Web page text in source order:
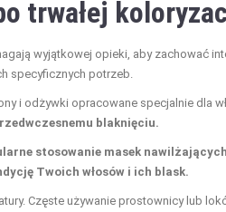
trwałej
wyjątkowej opieki, aby zachować
specyficznych potrzeb.
i odżywki opracowane specjalnie dla
blaknięciu.
stosowanie masek
Twoich włosów i ich blask.
Częste używanie prostownicy lub